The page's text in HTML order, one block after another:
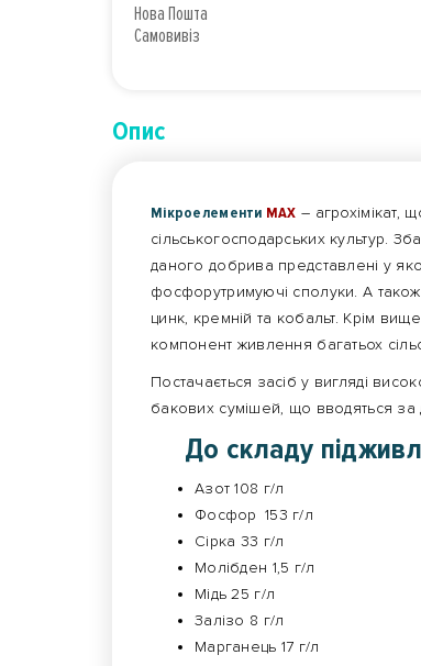
Нова Пошта
Самовивіз
Опис
Мікроелементи МАХ – агрохімікат,
сільськогосподарських культур.
даного добрива представлені у
фосфорутримуючі сполуки. А
цинк, кремній та кобальт. Крім
компонент живлення багатьох
Постачається засіб у вигляді
бакових сумішей, що вводяться
До складу
Азот 108 г/л
Фосфор 153 г/л
Сірка 33 г/л
Молібден 1,5 г/л
Мідь 25 г/л
Залізо 8 г/л
Марганець 17 г/л